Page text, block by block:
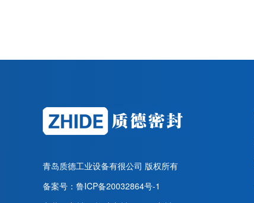
青岛质德工业设备有很公司 版权所有
备案号： 鲁ICP备20032864号-1